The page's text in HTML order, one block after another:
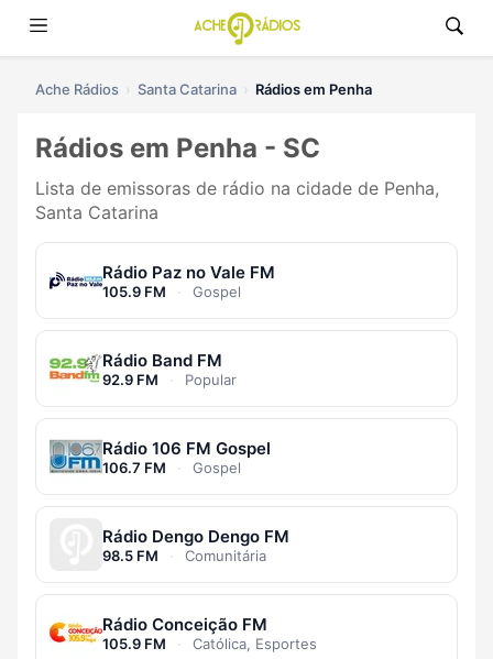
Ache Rádios Santa Catarina Rádios em Penha
Rádios em Penha - SC
Lista de emissoras de rádio na cidade de Penha,
Santa Catarina
Rádio Paz no Vale FM
105.9 FM · Gospel
Rádio Band FM
92.9 FM · Popular
Rádio 106 FM Gospel
106.7 FM · Gospel
Rádio Dengo Dengo FM
98.5 FM · Comunitária
Rádio Conceição FM
105.9 FM · Católica, Esportes